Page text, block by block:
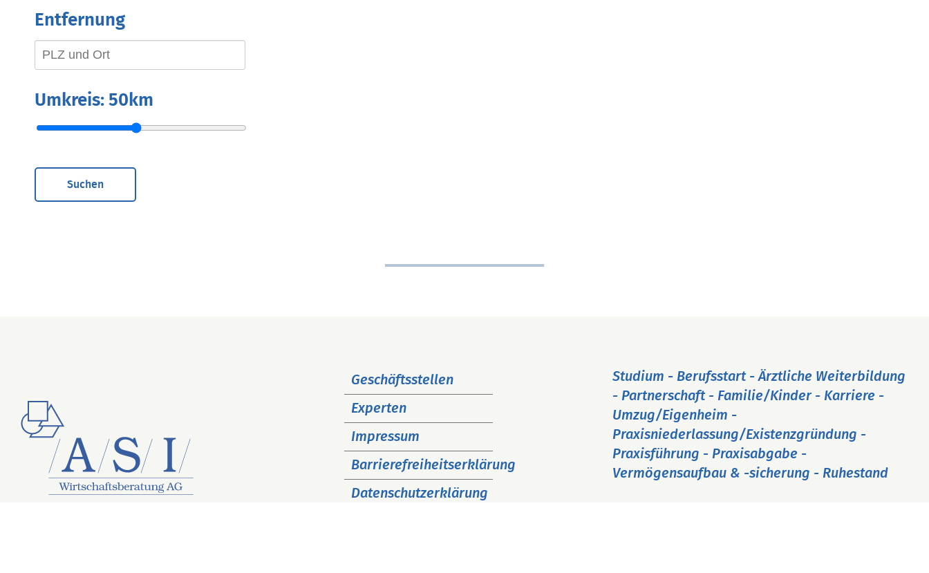
Entfernung
Umkreis: 50km
Suchen
überspringen
Geschäftsstellen
Experten
Impressum
Barrierefreiheitserklärung
Datenschutzerklärung
Studium - Berufsstart - Ärztliche Weiterbildung
- Partnerschaft - Familie/Kinder - Karriere -
Umzug/Eigenheim -
Praxisniederlassung/Existenzgründung -
Praxisführung - Praxisabgabe -
Vermögensaufbau & -sicherung - Ruhestand